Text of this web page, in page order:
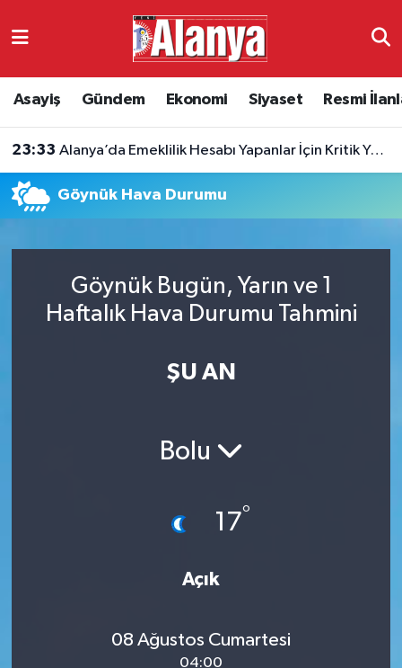
Asayiş Gündem Ekonomi Siyaset Resmi
23:33 Alanya’da Emeklilik Hesabı Yapanlar İçin Kritik Yaş Şartları
Göynük Hava Durumu
Göynük Bugün, Yarın ve 1
Haftalık Hava Durumu Tahmini
ŞU AN
Bolu
17°
Açık
08 Ağustos Cumartesi
04:00
Ekonomi
Siyaset
Resmi İlanlar
Alanyaspor
Antalya Namaz Vakitleri
Antalya Trafik Yoğunluk Haritası
Süper Lig Puan Durumu ve Fikstür
Tüm Manşetler